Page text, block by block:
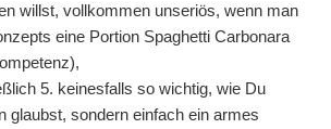
willst, vollkommen unseriös, wenn man
eine Portion Spaghetti Carbonara
5. keinesfalls so wichtig, wie Du
glaubst, sondern einfach ein armes